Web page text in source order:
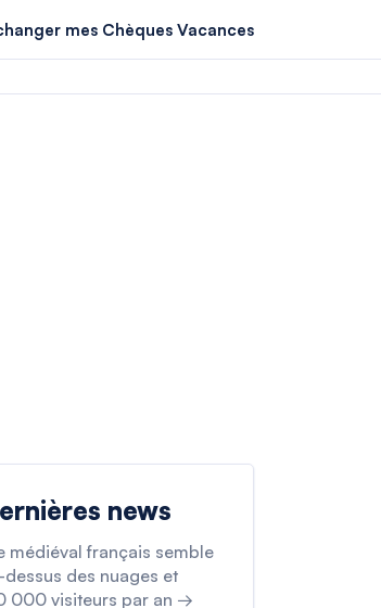
mes Chèques Vacances
news
médiéval français semble
des nuages et
000 visiteurs par an →